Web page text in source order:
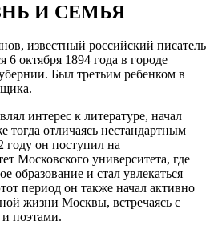
И СЕМЬЯ
известный российский писатель
6 октября 1894 года в городе
Был третьим ребенком в
интерес к литературе, начал
тогда отличаясь нестандартным
году он поступил на
Московского университета, где
образование и стал увлекаться
период он также начал активно
жизни Москвы, встречаясь с
поэтами.